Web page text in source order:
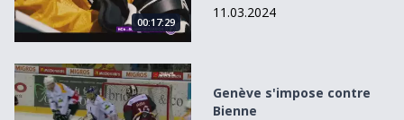
00:17:29
11.03.2024
Genève s&#039;impose contre Bienne
Genève s'impose contre
Bienne